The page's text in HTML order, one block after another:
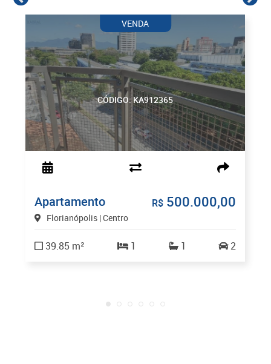
CÓDIGO: KA912365
VENDA
Apartamento
Florianópolis | Centro
R$ 500.000,00
39.85 m² 1 1 2